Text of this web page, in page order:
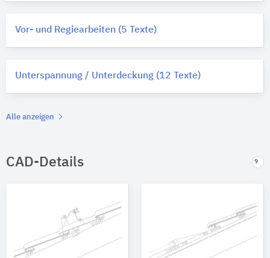
Vor- und Regiearbeiten (5 Texte)
Unterspannung / Unterdeckung (12 Texte)
Alle anzeigen
CAD-Details 9